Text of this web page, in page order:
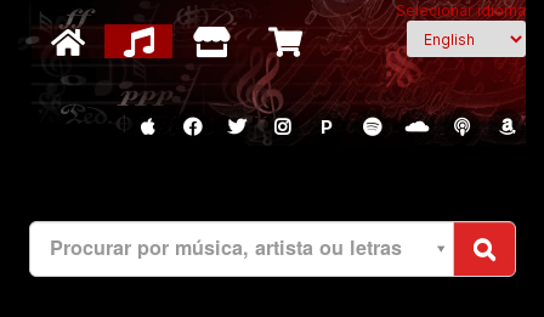
Selecionar idioma
P
Procurar por música, artista ou letras